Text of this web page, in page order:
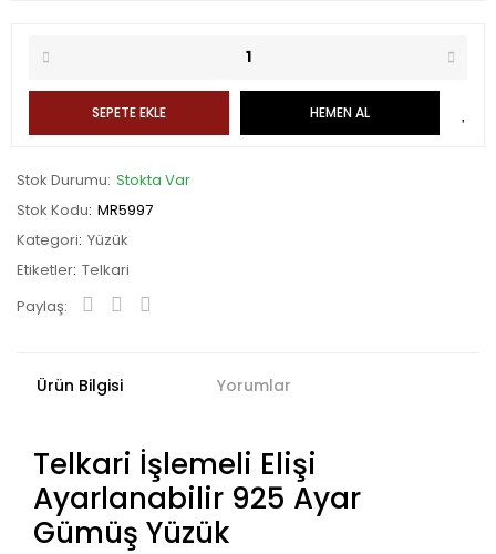
SEPETE EKLE HEMEN AL
Stok Durumu Stokta Var
Stok Kodu MR5997
Kategori Yüzük
Etiketler Telkari
Paylaş:
Ürün Bilgisi Yorumlar
Telkari İşlemeli Elişi
Ayarlanabilir 925 Ayar
Gümüş Yüzük